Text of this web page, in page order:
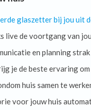
glaszetter bij jou uit
live de voortgang van
en planning
je de beste ervaring
huis samen te
voor jouw huis